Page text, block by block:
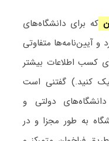
که برای دانشگاه‌های
آیین‌نامه‌ها متفاوتی
کسب اطلاعات بیشتر
کنید.) گفتنی است
دولتی و
به طور مجزا و در